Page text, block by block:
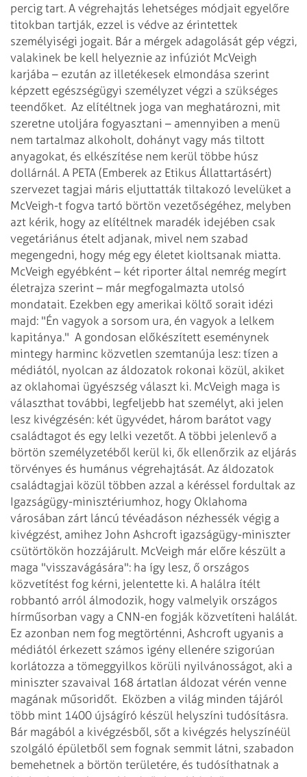
percig tart. A végrehajtás lehetséges módjait egyelőre
titokban tartják, ezzel is védve az érintettek
személyiségi jogait. Bár a mérgek adagolását gép végzi,
valakinek be kell helyeznie az infúziót McVeigh
karjába – ezután az illetékesek elmondása szerint
képzett egészségügyi személyzet végzi a szükséges
teendőket. Az elítéltnek joga van meghatározni, mit
szeretne utoljára fogyasztani – amennyiben a menü
nem tartalmaz alkoholt, dohányt vagy más tiltott
anyagokat, és elkészítése nem kerül többe húsz
dollárnál. A PETA (Emberek az Etikus Állattartásért)
szervezet tagjai máris eljuttatták tiltakozó levelüket a
McVeigh-t fogva tartó börtön vezetőségéhez, melyben
azt kérik, hogy az elítéltnek maradék idejében csak
vegetáriánus ételt adjanak, mivel nem szabad
megengedni, hogy még egy életet kioltsanak miatta.
McVeigh egyébként – két riporter által nemrég megírt
életrajza szerint – már megfogalmazta utolsó
mondatait. Ezekben egy amerikai költő sorait idézi
majd: "Én vagyok a sorsom ura, én vagyok a lelkem
kapitánya." A gondosan előkészített eseménynek
mintegy harminc közvetlen szemtanúja lesz: tízen a
médiától, nyolcan az áldozatok rokonai közül, akiket
az oklahomai ügyészség választ ki. McVeigh maga is
választhat további, legfeljebb hat személyt, aki jelen
lesz kivégzésén: két ügyvédet, három barátot vagy
családtagot és egy lelki vezetőt. A többi jelenlevő a
börtön személyzetéből kerül ki, ők ellenőrzik az eljárás
törvényes és humánus végrehajtását. Az áldozatok
családtagjai közül többen azzal a kéréssel fordultak az
Igazságügy-minisztériumhoz, hogy Oklahoma
városában zárt láncú tévéadáson nézhessék végig a
kivégzést, amihez John Ashcroft igazságügy-miniszter
csütörtökön hozzájárult. McVeigh már előre készült a
maga "visszavágására": ha így lesz, ő országos
közvetítést fog kérni, jelentette ki. A halálra ítélt
robbantó arról álmodozik, hogy valmelyik országos
hírműsorban vagy a CNN-en fogják közvetíteni halálát.
Ez azonban nem fog megtörténni, Ashcroft ugyanis a
médiától érkezett számos igény ellenére szigorúan
korlátozza a tömeggyilkos körüli nyilvánosságot, aki a
miniszter szavaival 168 ártatlan áldozat vérén venne
magának műsoridőt. Eközben a világ minden tájáról
több mint 1400 újságíró készül helyszíni tudósításra.
Bár magából a kivégzésből, sőt a kivégzés helyszínéül
szolgáló épületből sem fognak semmit látni, szabadon
bemehetnek a börtön területére, és tudósíthatnak a